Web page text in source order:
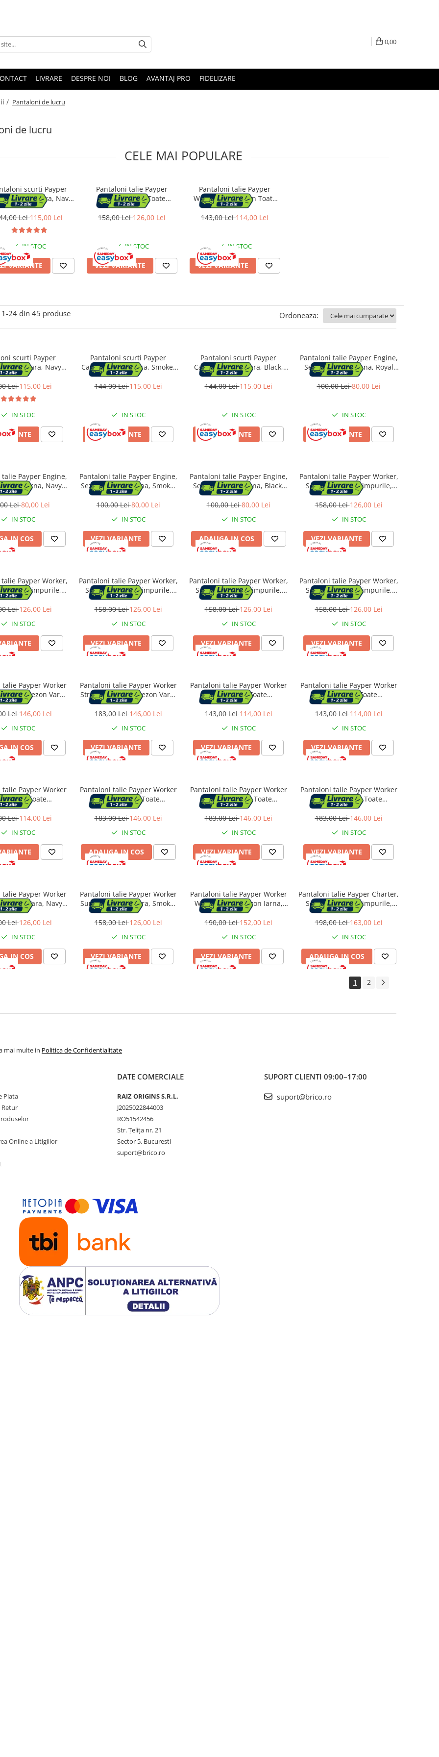
0,00
LIVRARE DESPRE NOI BLOG AVANTAJ PRO FIDELIZARE
/ Pantaloni de lucru
de lucru
CELE MAI POPULARE
scurti Payper
Sezon Vara, Navy
Blue, Marime L
Lei115,00 Lei
IN STOC
VARIANTE
Pantaloni talie Payper
Worker, Sezon Toate
anotimpurile, Navy Blue,
Marime L
158,00 Lei126,00 Lei
IN STOC
VEZI VARIANTE
Pantaloni talie Payper
Worker PRO, Sezon Toate
anotimpurile, Navy Blue,
Marime L
143,00 Lei114,00 Lei
IN STOC
VEZI VARIANTE
1-24 din 45 produse Ordoneaza:
scurti Payper
Sezon Vara, Navy
Marime L
Lei115,00 Lei
IN STOC
Pantaloni scurti Payper
Caracas, Sezon Vara, Smoke,
Marime M
144,00 Lei115,00 Lei
IN STOC
VEZI VARIANTE
Pantaloni scurti Payper
Caracas, Sezon Vara, Black,
Marime L
144,00 Lei115,00 Lei
IN STOC
VEZI VARIANTE
Pantaloni talie Payper Engine,
Sezon Toamna-Iarna, Royal
Blue, Marime L
100,00 Lei80,00 Lei
IN STOC
VEZI VARIANTE
Payper Engine,
Iarna, Navy
Marime XL
Lei80,00 Lei
IN STOC
IN COS
Pantaloni talie Payper Engine,
Sezon Toamna-Iarna, Smoke,
Marime L
100,00 Lei80,00 Lei
IN STOC
VEZI VARIANTE
Pantaloni talie Payper Engine,
Sezon Toamna-Iarna, Black,
Marime S
100,00 Lei80,00 Lei
IN STOC
ADAUGA IN COS
Pantaloni talie Payper Worker,
Sezon Toate anotimpurile,
Royal Blue, Marime L
158,00 Lei126,00 Lei
IN STOC
VEZI VARIANTE
Payper Worker,
anotimpurile,
Marime L
Lei126,00 Lei
IN STOC
Pantaloni talie Payper Worker,
Sezon Toate anotimpurile,
Smoke, Marime L
158,00 Lei126,00 Lei
IN STOC
VEZI VARIANTE
Pantaloni talie Payper Worker,
Sezon Toate anotimpurile,
Khaki, Marime L
158,00 Lei126,00 Lei
IN STOC
VEZI VARIANTE
Pantaloni talie Payper Worker,
Sezon Toate anotimpurile,
Black, Marime L
158,00 Lei126,00 Lei
IN STOC
VEZI VARIANTE
talie Payper Worker
Sezon Vara,
Marime M
Lei146,00 Lei
IN STOC
IN COS
Pantaloni talie Payper Worker
Stretch Summer, Sezon Vara,
Smoke, Marime L
183,00 Lei146,00 Lei
IN STOC
VEZI VARIANTE
Pantaloni talie Payper Worker
PRO, Sezon Toate
anotimpurile, Royal Blue,
Marime L
143,00 Lei114,00 Lei
IN STOC
VEZI VARIANTE
Pantaloni talie Payper Worker
PRO, Sezon Toate
anotimpurile, Anthracite,
Marime S
143,00 Lei114,00 Lei
IN STOC
VEZI VARIANTE
talie Payper Worker
Sezon Toate
Navy Blue,
Marime L
Lei114,00 Lei
IN STOC
Pantaloni talie Payper Worker
Reflex, Sezon Toate
anotimpurile, Smoke, Marime
L
183,00 Lei146,00 Lei
IN STOC
ADAUGA IN COS
Pantaloni talie Payper Worker
Stretch, Sezon Toate
anotimpurile, Smoke, Marime
L
183,00 Lei146,00 Lei
IN STOC
VEZI VARIANTE
Pantaloni talie Payper Worker
Stretch, Sezon Toate
anotimpurile, Black, Marime L
183,00 Lei146,00 Lei
IN STOC
VEZI VARIANTE
talie Payper Worker
Sezon Vara, Navy
Marime S
Lei126,00 Lei
IN STOC
IN COS
Pantaloni talie Payper Worker
Summer, Sezon Vara, Smoke,
Marime L
158,00 Lei126,00 Lei
IN STOC
VEZI VARIANTE
Pantaloni talie Payper Worker
Winter Reflex, Sezon Iarna,
Navy Blue, Marime L
190,00 Lei152,00 Lei
IN STOC
VEZI VARIANTE
Pantaloni talie Payper Charter,
Sezon Toate anotimpurile,
Yellow/Navy Blue, Marime M
198,00 Lei163,00 Lei
IN STOC
ADAUGA IN COS
1 2
mai multe in Politica de Confidentialitate
Plata
Retur
Online a Litigiilor
DATE COMERCIALE
RAIZ ORIGINS S.R.L.
J2025022844003
RO51542456
Str. Țelița nr. 21
Sector 5, Bucuresti
suport@brico.ro
SUPORT CLIENTI 09:00–17:00
suport@brico.ro